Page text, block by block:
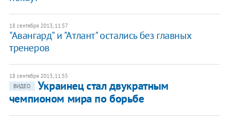
18 сентября 2013, 11:57
"Авангард" и "Атлант" остались без главных
тренеров
18 сентября 2013, 11:55
ВИДЕО
Украинец стал двукратным
чемпионом мира по борьбе